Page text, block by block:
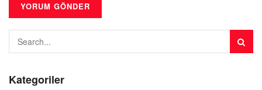
Kategoriler